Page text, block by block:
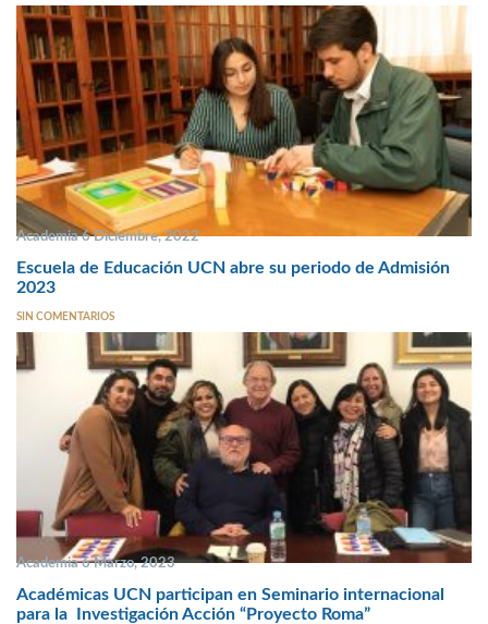
Academia 6 Diciembre, 2022
Escuela de Educación UCN abre su periodo de Admisión
2023
SIN COMENTARIOS
Academia 6 Marzo, 2023
Académicas UCN participan en Seminario internacional
para la Investigación Acción “Proyecto Roma”